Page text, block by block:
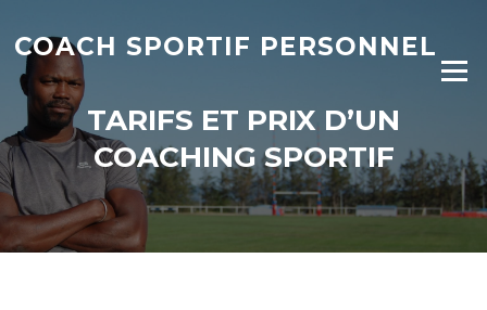
contenu
COACH SPORTIF PERSONNEL
Menu
TARIFS ET PRIX D’UN
COACHING SPORTIF